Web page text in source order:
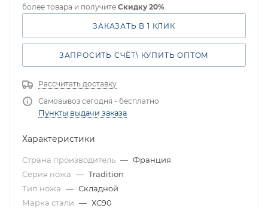
более товара и получите Скидку 20%.
ЗАКАЗАТЬ В 1 КЛИК
ЗАПРОСИТЬ СЧЁТ\ КУПИТЬ ОПТОМ
Рассчитать доставку
Самовывоз сегодня - бесплатно
Пункты выдачи заказа
Характеристики
Страна производитель — Франция
Серия ножа — Tradition
Тип ножа — Складной
Марка стали — ХС90